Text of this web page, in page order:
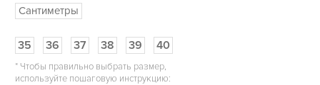
Сантиметры
35 36 37 38 39 40
*Чтобы правильно выбрать размер,
используйте пошаговую инструкцию: